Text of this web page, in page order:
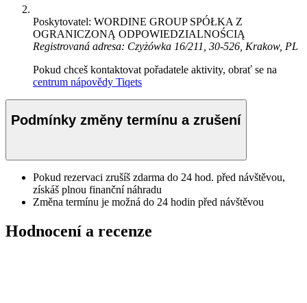
Poskytovatel: WORDINE GROUP SPÓŁKA Z
OGRANICZONĄ ODPOWIEDZIALNOŚCIĄ
Registrovaná adresa: Czyżówka 16/211, 30-526, Krakow, PL
Pokud chceš kontaktovat pořadatele aktivity, obrať se na
centrum nápovědy Tiqets
Podmínky změny termínu a zrušení
Pokud rezervaci zrušíš zdarma do 24 hod. před návštěvou,
získáš plnou finanční náhradu
Změna termínu je možná do 24 hodin před návštěvou
Hodnocení a recenze